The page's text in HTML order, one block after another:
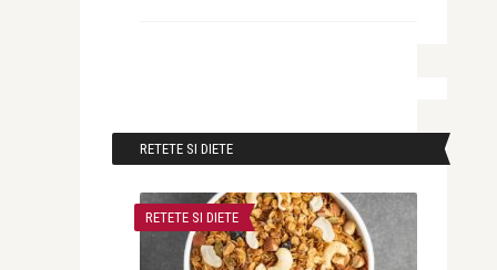
RETETE SI DIETE
RETETE SI DIETE